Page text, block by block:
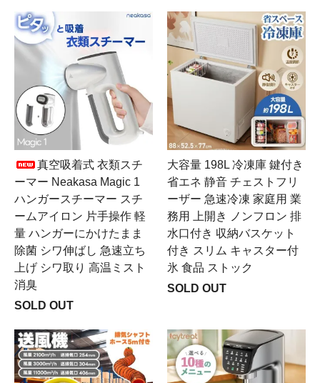
真空吸着式 衣類スチ
ーマー Neakasa Magic 1
ハンガースチーマー スチ
ームアイロン 片手操作 軽
量 ハンガーにかけたまま
除菌 シワ伸ばし 急速立ち
上げ シワ取り 高温ミスト
消臭
SOLD OUT
大容量 198L 冷凍庫 鍵付き
省エネ 静音 チェストフリ
ーザー 急速冷凍 家庭用 業
務用 上開き ノンフロン 排
水口付き 収納バスケット
付き スリム キャスター付
氷 食品 ストック
SOLD OUT